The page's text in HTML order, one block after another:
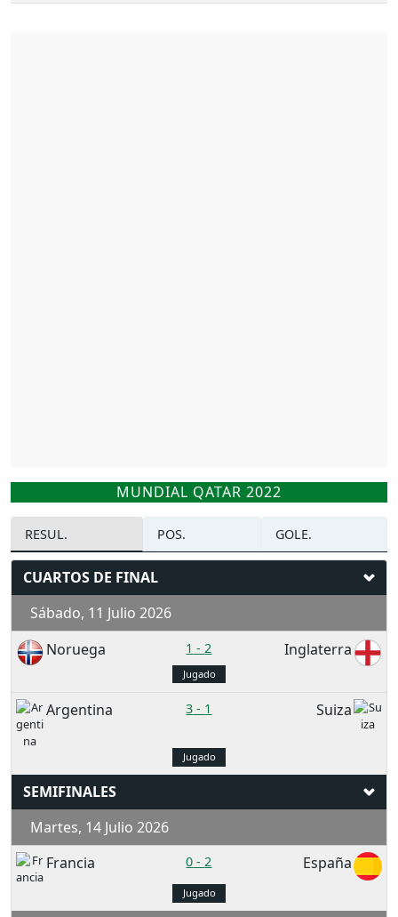
MUNDIAL QATAR 2022
RESUL. POS. GOLE.
CUARTOS DE FINAL
Sábado, 11 Julio 2026
Noruega
1 - 2 Inglaterra
Jugado
Argentina 3 - 1 Suiza
Jugado
SEMIFINALES
Martes, 14 Julio 2026
Francia
0 -2 España
Jugado